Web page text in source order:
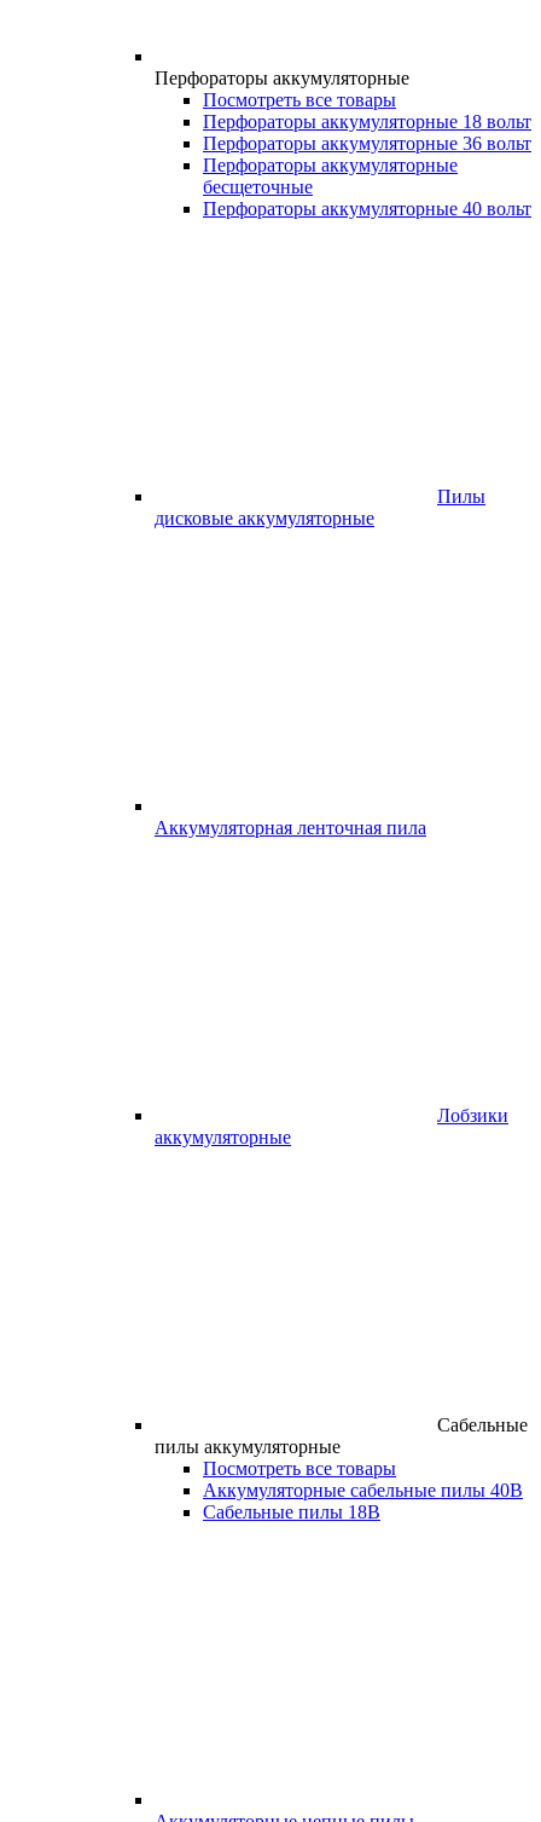
Перфораторы аккумуляторные
Посмотреть все товары
Перфораторы аккумуляторные 18 вольт
Перфораторы аккумуляторные 36 вольт
Перфораторы аккумуляторные
бесщеточные
Перфораторы аккумуляторные 40 вольт
Пилы
дисковые аккумуляторные
Аккумуляторная ленточная пила
Лобзики
аккумуляторные
Сабельные
пилы аккумуляторные
Посмотреть все товары
Аккумуляторные сабельные пилы 40В
Сабельные пилы 18В